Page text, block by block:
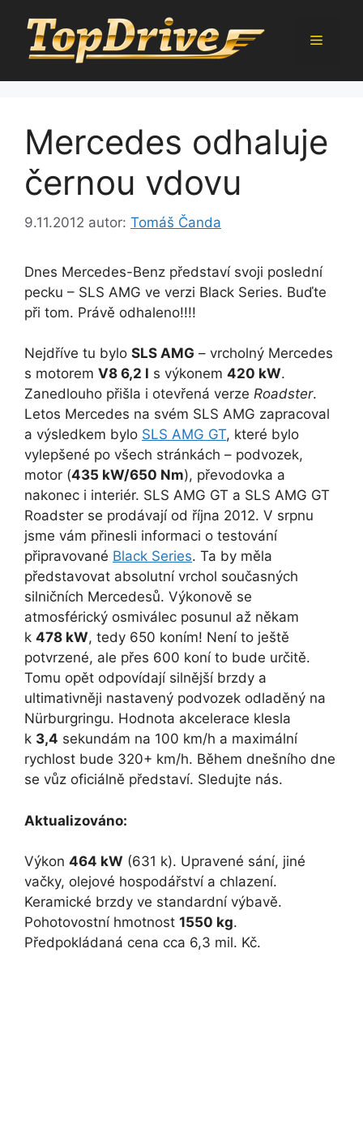
obsah
Menu
Mercedes odhaluje
černou vdovu
9.11.2012 autor: Tomáš Čanda
Dnes Mercedes-Benz představí svoji poslední
pecku – SLS AMG ve verzi Black Series. Buďte
při tom. Právě odhaleno!!!!
Nejdříve tu bylo SLS AMG – vrcholný Mercedes
s motorem V8 6,2 l s výkonem 420 kW.
Zanedlouho přišla i otevřená verze Roadster.
Letos Mercedes na svém SLS AMG zapracoval
a výsledkem bylo SLS AMG GT, které bylo
vylepšené po všech stránkách – podvozek,
motor (435 kW/650 Nm), převodovka a
nakonec i interiér. SLS AMG GT a SLS AMG GT
Roadster se prodávají od října 2012. V srpnu
jsme vám přinesli informaci o testování
připravované Black Series. Ta by měla
představovat absolutní vrchol současných
silničních Mercedesů. Výkonově se
atmosférický osmiválec posunul až někam
k 478 kW, tedy 650 koním! Není to ještě
potvrzené, ale přes 600 koní to bude určitě.
Tomu opět odpovídají silnější brzdy a
ultimativněji nastavený podvozek odladěný na
Nürburgringu. Hodnota akcelerace klesla
k 3,4 sekundám na 100 km/h a maximální
rychlost bude 320+ km/h. Během dnešního dne
se vůz oficiálně představí. Sledujte nás.
Aktualizováno:
Výkon 464 kW (631 k). Upravené sání, jiné
vačky, olejové hospodářství a chlazení.
Keramické brzdy ve standardní výbavě.
Pohotovostní hmotnost 1550 kg.
Předpokládaná cena cca 6,3 mil. Kč.